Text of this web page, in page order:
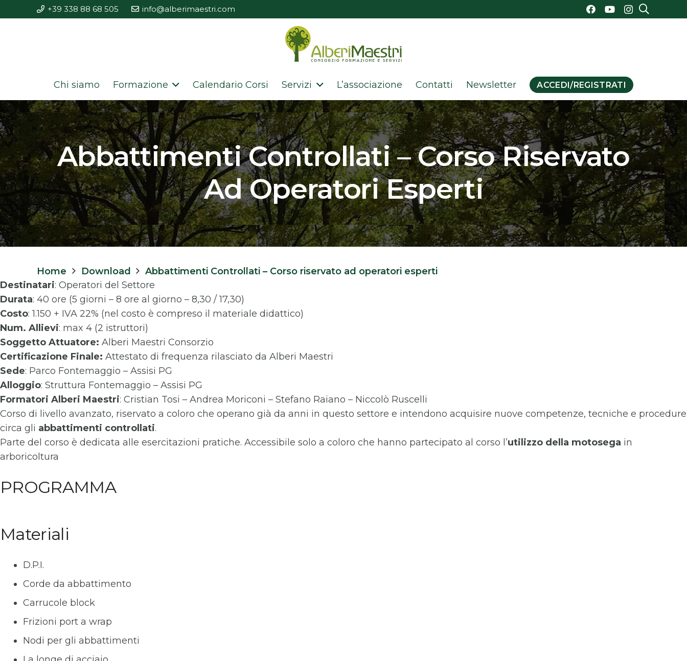
+39 338 88 68 505 info@alberimaestri.com
Chi siamo Formazione Calendario Corsi Servizi L’associazione Contatti Newsletter ACCEDI/REGISTRATI
Abbattimenti Controllati – Corso Riservato
Ad Operatori Esperti
Home Download
Abbattimenti Controllati – Corso riservato ad operatori esperti
Destinatari: Operatori del Settore
Durata: 40 ore (5 giorni – 8 ore al giorno – 8,30 / 17,30)
Costo: 1.150 + IVA 22% (nel costo è compreso il materiale didattico)
Num. Allievi: max 4 (2 istruttori)
Soggetto Attuatore: Alberi Maestri Consorzio
Certificazione Finale: Attestato di frequenza rilasciato da Alberi Maestri
Sede: Parco Fontemaggio – Assisi PG
Alloggio: Struttura Fontemaggio – Assisi PG
Formatori Alberi Maestri: Cristian Tosi – Andrea Moriconi – Stefano Raiano – Niccolò Ruscelli
Corso di livello avanzato, riservato a coloro che operano già da anni in questo settore e intendono acquisire nuove competenze, tecniche e procedure
circa gli abbattimenti controllati.
Parte del corso è dedicata alle esercitazioni pratiche. Accessibile solo a coloro che hanno partecipato al corso l’utilizzo della motosega in
arboricoltura
PROGRAMMA
Materiali
D.P.I.
Corde da abbattimento
Carrucole block
Frizioni port a wrap
Nodi per gli abbattimenti